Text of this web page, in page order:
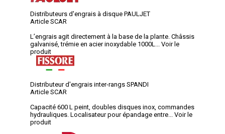
Distributeurs d'engrais à disque PAULJET
Article SCAR
L’engrais agit directement à la base de la plante. Châssis
galvanisé, trémie en acier inoxydable 1000L...
Voir le
produit
Distributeur d'engrais inter-rangs SPANDI
Article SCAR
Capacité 600 L peint, doubles disques inox, commandes
hydrauliques. Localisateur pour épandage entre...
Voir le
produit